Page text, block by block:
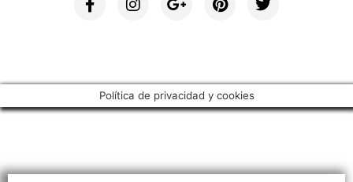
Política de privacidad y cookies